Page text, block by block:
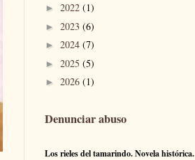
► 2022 (1)
► 2023 (6)
► 2024 (7)
► 2025 (5)
► 2026 (1)
Denunciar abuso
Los rieles del tamarindo. Novela histórica.